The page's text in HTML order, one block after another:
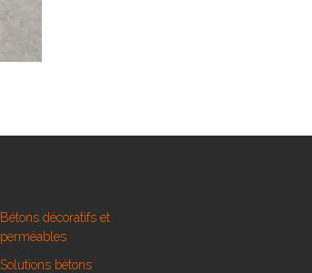
Bétons décoratifs et
perméables
Solutions bétons